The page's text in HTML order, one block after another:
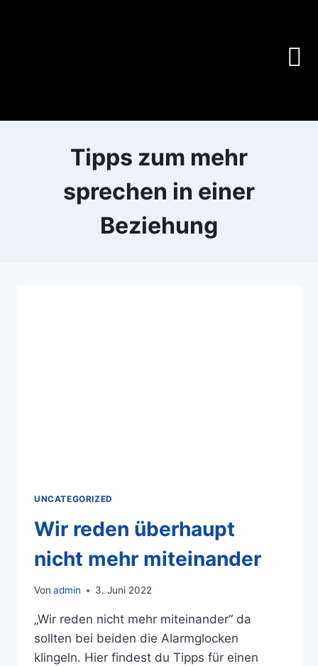
Tipps zum mehr
sprechen in einer
Beziehung
UNCATEGORIZED
Wir reden überhaupt
nicht mehr miteinander
Von admin 3. Juni 2022
„Wir reden nicht mehr miteinander“ da
sollten bei beiden die Alarmglocken
klingeln. Hier findest du Tipps für einen